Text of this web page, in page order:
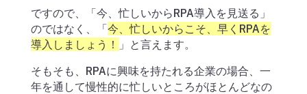
ですので、「今、忙しいからRPA導入を見送る」
のではなく、「今、忙しいからこそ、早くRPAを
導入しましょう！
」と言えます。
そもそも、RPAに興味を持たれる企業の場合、一
年を通して慢性的に忙しいところがほとんどなの